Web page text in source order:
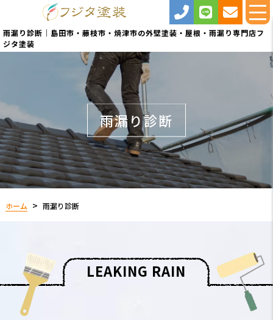
雨漏り診断｜島田市・藤枝市・焼津市の外壁塗装・屋根・雨漏り専門店フ
ジタ塗装
雨漏り診断
ホーム 雨漏り診断
LEAKING RAIN